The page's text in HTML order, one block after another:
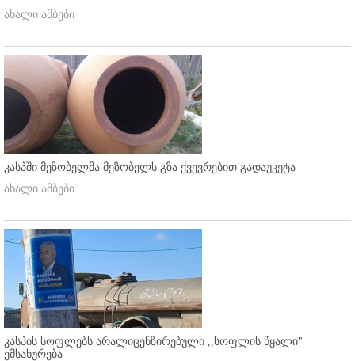
ახალი ამბები
კასპში მეზობელმა მეზობელს გზა ქვევრებით გადაუკეტა
ახალი ამბები
კასპის სოფლებს არალიცენზირებული ,,სოფლის წყალი"
ემსახურება